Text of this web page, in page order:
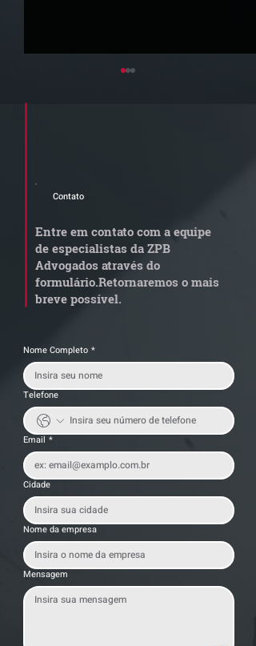
Radar Reforma
de documentos fiscais
exige revisão
operacional pelas
empresas
Contato
Entre em contato com a equipe
de especialistas da ZPB
Advogados através do
formulário.Retornaremos o mais
breve possível.
Nome Completo *
Telefone
Email *
Cidade
Nome da empresa
Mensagem